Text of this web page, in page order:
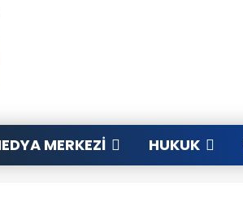
MERKEZI HUKUK